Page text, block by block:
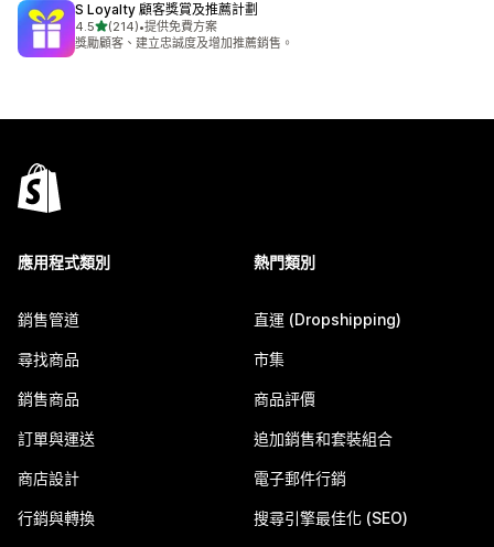
S Loyalty 顧客獎賞及推薦計劃
4.5滿分 5 顆星
(214)
共有 214 則評價
•提供免費方案
獎勵顧客、建立忠誠度及增加推薦銷售。
應用程式類別
銷售管道
尋找商品
銷售商品
訂單與運送
商店設計
行銷與轉換
熱門類別
直運 (Dropshipping)
市集
商品評價
追加銷售和套裝組合
電子郵件行銷
搜尋引擎最佳化 (SEO)